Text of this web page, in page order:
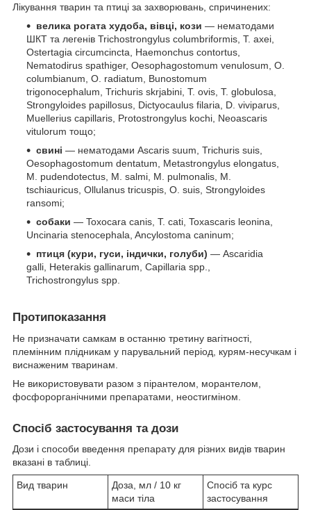
Лікування тварин та птиці за захворювань, спричинених:
велика рогата худоба, вівці, кози — нематодами
ШКТ та легенів Trichostrongylus columbriformis, T. axei,
Ostertagia circumcincta, Haemonchus contortus,
Nematodirus spathiger, Oesophagostomum venulosum, O.
сolumbiаnum, О. radiatum, Bunostomum
trigonocephalum, Trichuris skrjabini, T. ovis, Т. globulosa,
Strongyloides papillosus, Dictyocaulus filaria, D. viviparus,
Muellerius capillaris, Protostrongylus kochi, Neoascaris
vitulorum тощо;
свині — нематодами Ascaris suum, Trichuris suis,
Oesophagostomum dentatum, Metastrongylus elongatus,
M. pudendotectus, M. salmi, M. pulmonalis, M.
tschiauricus, Ollulanus tricuspis, O. suis, Strongyloides
ransomi;
собаки — Toxocara canis, T. cati, Toxascaris leonina,
Uncinaria stenocephala, Ancylostoma caninum;
птиця (кури, гуси, індички, голуби) — Ascaridia
galli, Heterakis gallinarum, Capillaria spp.,
Trichostrongylus spp.
Протипоказання
Не призначати самкам в останню третину вагітності,
племінним плідникам у парувальний період, курям-несучкам і
виснаженим тваринам.
Не використовувати разом з пірантелом, морантелом,
фосфорорганічними препаратами, неостигміном.
Спосіб застосування та дози
Дози і способи введення препарату для різних видів тварин
вказані в таблиці.
Вид тварин
Доза, мл / 10 кг
маси тіла
Спосіб та курс
застосування